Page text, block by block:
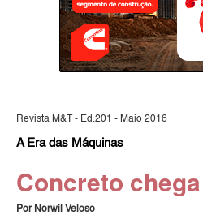
Revista M&T - Ed.201 - Maio 2016
A Era das Máquinas
Concreto
Por Norwil Veloso